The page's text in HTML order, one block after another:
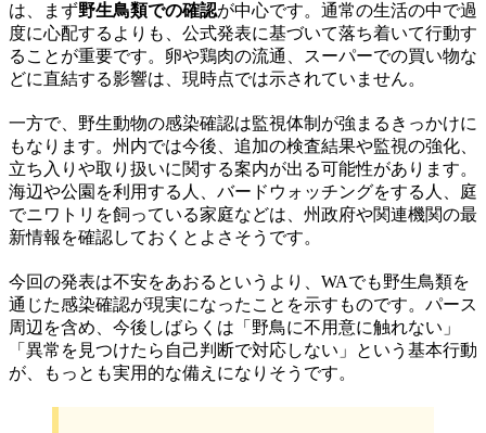
は、まず野生鳥類での確認が中心です。通常の生活の中で過
度に心配するよりも、公式発表に基づいて落ち着いて行動す
ることが重要です。卵や鶏肉の流通、スーパーでの買い物な
どに直結する影響は、現時点では示されていません。
一方で、野生動物の感染確認は監視体制が強まるきっかけに
もなります。州内では今後、追加の検査結果や監視の強化、
立ち入りや取り扱いに関する案内が出る可能性があります。
海辺や公園を利用する人、バードウォッチングをする人、庭
でニワトリを飼っている家庭などは、州政府や関連機関の最
新情報を確認しておくとよさそうです。
今回の発表は不安をあおるというより、WAでも野生鳥類を
通じた感染確認が現実になったことを示すものです。パース
周辺を含め、今後しばらくは「野鳥に不用意に触れない」
「異常を見つけたら自己判断で対応しない」という基本行動
が、もっとも実用的な備えになりそうです。